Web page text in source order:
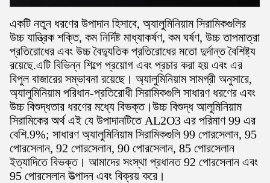
একটি নতুন ধরণের উপাদান হিসাবে, অ্যালুমিনিয়াম সিরামিকগুলির
উচ্চ যান্ত্রিক শক্তি, কম নির্দিষ্ট মাধ্যাকর্ষণ, কম ঘর্ষণ, উচ্চ তাপমাত্রা
প্রতিরোধের এবং উচ্চ বৈদ্যুতিক প্রতিরোধের মতো দুর্দান্ত বৈশিষ্ট্য
রয়েছে.এটি বিভিন্ন শিল্পে প্রয়োগ এবং প্রচার করা হয় এবং এর
বিপুল বাজারের সম্ভাবনা রয়েছে। অ্যালুমিনিয়াম সামগ্রী অনুসারে,
অ্যালুমিনিয়াম পরিধান-প্রতিরোধী সিরামিকগুলি সাধারণ ধরণের এবং
উচ্চ বিশুদ্ধতার ধরণের মধ্যে বিভক্ত।উচ্চ বিশুদ্ধ আলুমিনিয়াম
সিরামিকের অর্থ এই যে উপাদানটিতে AL2O3 এর পরিমাণ 99 এর
বেশি.9%; সাধারণ অ্যালুমিনিয়াম সিরামিকগুলি 99 পোরসেলান, 95
পোরসেলান, 92 পোরসেলান, 90 পোরসেলান, 85 পোরসেলান
ইত্যাদিতে বিভক্ত। আমাদের সংস্থা প্রধানত 92 পোরসেলান এবং
95 পোরসেলান উত্পাদন এবং বিক্রয় করে।